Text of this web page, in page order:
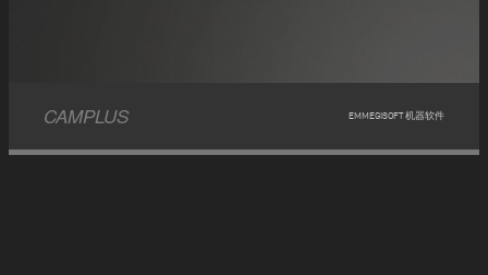
CAMPLUS EMMEGISOFT 机器软件